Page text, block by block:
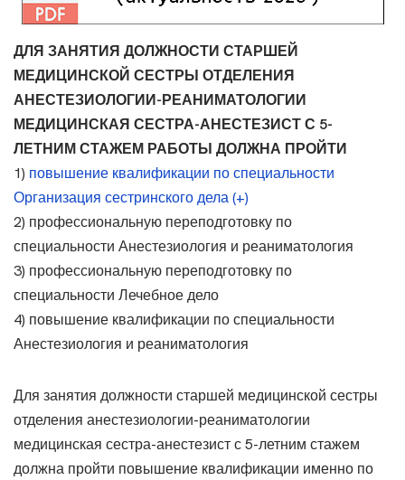
ДЛЯ ЗАНЯТИЯ ДОЛЖНОСТИ СТАРШЕЙ
МЕДИЦИНСКОЙ СЕСТРЫ ОТДЕЛЕНИЯ
АНЕСТЕЗИОЛОГИИ-РЕАНИМАТОЛОГИИ
МЕДИЦИНСКАЯ СЕСТРА-АНЕСТЕЗИСТ С 5-
ЛЕТНИМ СТАЖЕМ РАБОТЫ ДОЛЖНА ПРОЙТИ
1) повышение квалификации по специальности
Организация сестринского дела (+)
2) профессиональную переподготовку по
специальности Анестезиология и реаниматология
3) профессиональную переподготовку по
специальности Лечебное дело
4) повышение квалификации по специальности
Анестезиология и реаниматология
Для занятия должности старшей медицинской сестры
отделения анестезиологии-реаниматологии
медицинская сестра-анестезист с 5-летним стажем
должна пройти повышение квалификации именно по